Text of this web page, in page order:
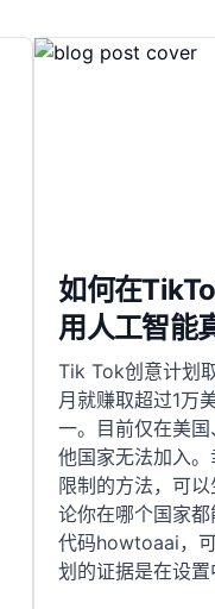
如何在
用人工智能
Tik Tok创意计划
月就赚取超过1万
一。目前仅在美
他国家无法加入
限制的方法，可
论你在哪个国家
代码howtoaai，
划的证据是在设置